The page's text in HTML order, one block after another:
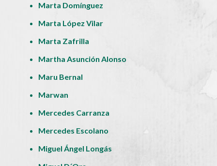
Marta Domínguez
Marta López Vilar
Marta Zafrilla
Martha Asunción Alonso
Maru Bernal
Marwan
Mercedes Carranza
Mercedes Escolano
Miguel Ángel Longás